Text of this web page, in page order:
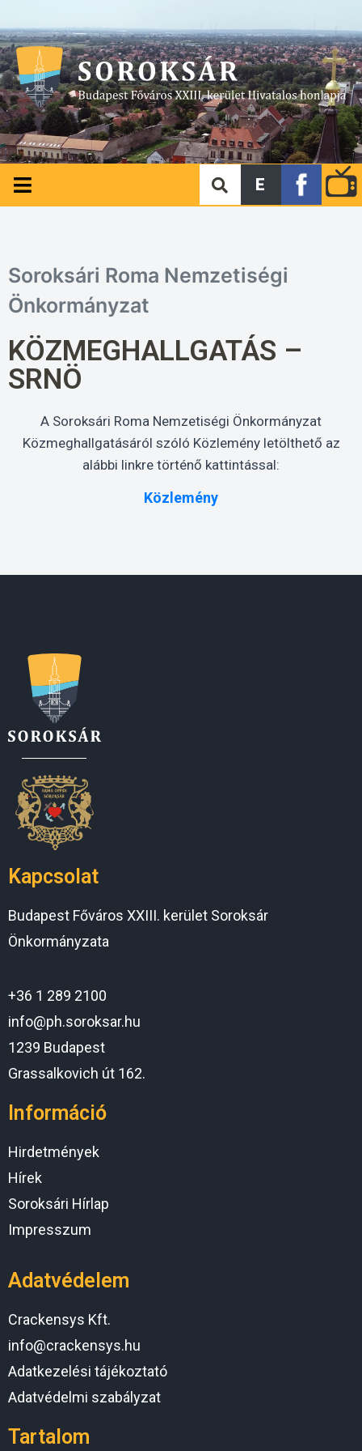
E
Soroksári Roma Nemzetiségi
Önkormányzat
KÖZMEGHALLGATÁS –
SRNÖ
A Soroksári Roma Nemzetiségi Önkormányzat
Közmeghallgatásáról szóló Közlemény letölthető az
alábbi linkre történő kattintással:
Közlemény
Kapcsolat
Budapest Főváros XXIII. kerület Soroksár
Önkormányzata
+36 1 289 2100
info@ph.soroksar.hu
1239 Budapest
Grassalkovich út 162.
Információ
Hirdetmények
Hírek
Soroksári Hírlap
Impresszum
Adatvédelem
Crackensys Kft.
info@crackensys.hu
Adatkezelési tájékoztató
Adatvédelmi szabályzat
Tartalom